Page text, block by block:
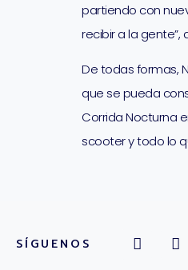
partiendo con
recibir a la
De todas formas,
que se pueda
Corrida Nocturna
scooter y todo lo
SÍGUENOS